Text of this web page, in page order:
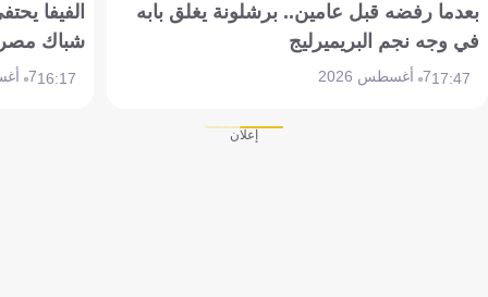
بعدما رفضه قبل عامين.. برشلونة يغلق بابه
في وجه نجم البريميرليج
17:477 أغسطس 2026
الفيفا
شباك
16:177 أغسطس 2026
إعلان